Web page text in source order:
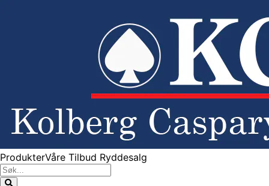
ProdukterVåre Tilbud Ryddesalg